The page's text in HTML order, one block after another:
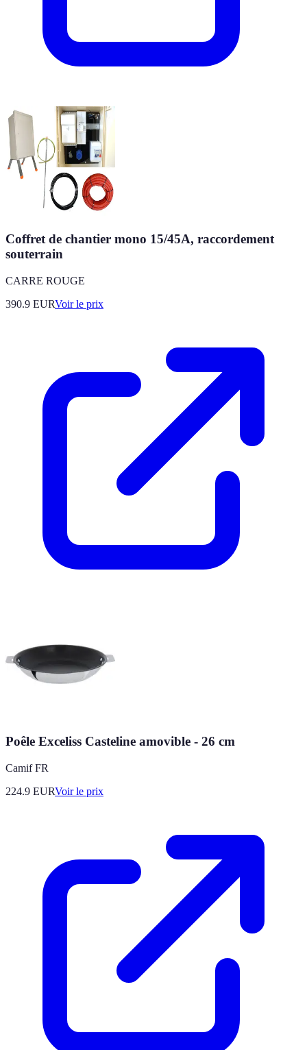
Coffret de chantier mono 15/45A, raccordement
souterrain
CARRE ROUGE
390.9 EURVoir le prix
Poêle Exceliss Casteline amovible - 26 cm
Camif FR
224.9 EURVoir le prix